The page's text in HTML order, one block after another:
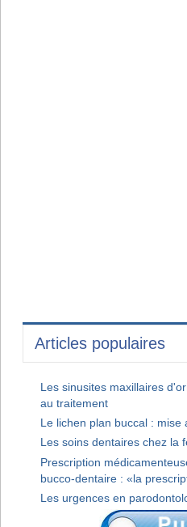
Articles populaires
Les sinusites maxillaires
au traitement
Le lichen plan buccal : mise
Les soins dentaires chez la
Prescription
bucco-dentaire : «la
Les urgences en